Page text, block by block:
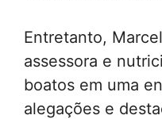
Entretanto,
assessora e
boatos em uma
alegações e